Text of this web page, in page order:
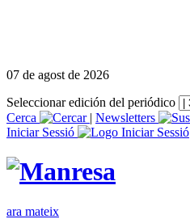
07 de agost de 2026
Seleccionar edición del periódico
Cerca
| Newsletters
Iniciar Sessió
ara mateix